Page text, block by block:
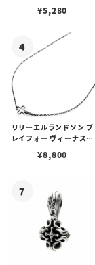
¥5,280
リリーエルランドソン プ
レイフォー ヴィーナスチ
¥8,800